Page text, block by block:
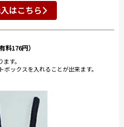
はこちら
有料176円）
す。
ックスを入れることが出来ます。